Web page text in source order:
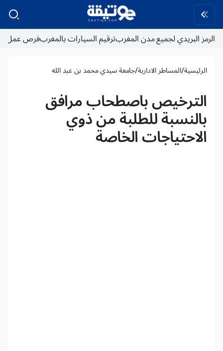
الرمز البريدي لجميع مدن المغربترقيم السيارات بالمغربفرص عمل
الرئيسية/المساطر الادارية/جامعة سيدي محمد بن عبد الله
الترخيص باصطحاب مرافق
بالنسبة للطلبة من ذوي
الاحتياجات الخاصة